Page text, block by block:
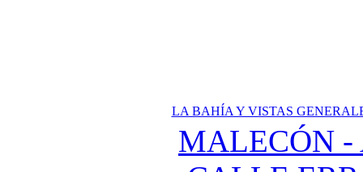
LA BAHÍA Y VISTAS
MALECÓN